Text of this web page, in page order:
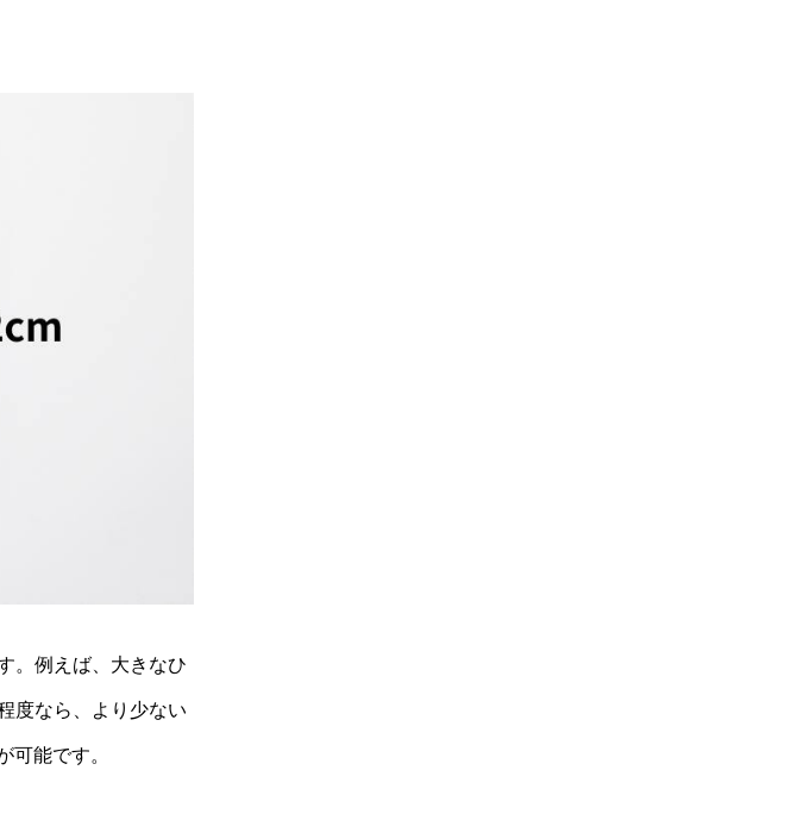
。例えば、大きなひ
度なら、より少ない
可能です。